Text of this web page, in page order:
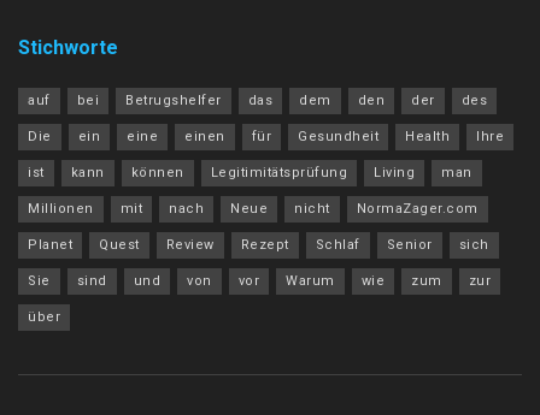
Stichworte
auf bei Betrugshelfer das dem den der des
Die ein eine einen für Gesundheit Health Ihre
ist kann können Legitimitätsprüfung Living man
Millionen mit nach Neue nicht NormaZager.com
Planet Quest Review Rezept Schlaf Senior sich
Sie sind und von vor Warum wie zum zur
über